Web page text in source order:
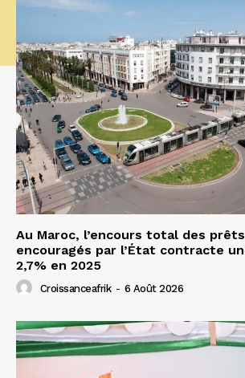
Au Maroc, l’encours total des
encouragés par l’État contracte
2,7% en 2025
Croissanceafrik - 6 Août 2026